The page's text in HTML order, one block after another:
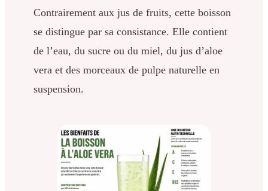
Contrairement aux jus de fruits, cette boisson
se distingue par sa consistance. Elle contient
de l’eau, du sucre ou du miel, du jus d’aloe
vera et des morceaux de pulpe naturelle en
suspension.